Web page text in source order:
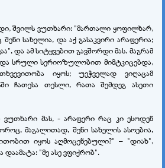
შვილს ვუთხარი: "მართალი ყოფილხარ,
სახელია, და აქ გასაკვირი არაფერია;
და ამ სიტყვებით გავშორდი მას. მაგრამ
სრული სერიოზულობით მიმტკიცებდა,
იყოს; უეჭველად ვიღაცამ
ჩათესა თესლი, რათა შემდეგ ასეთი
ვუთხარი მას, - არაფერი რაც კი ესოდენ
მაგალითად, შენი სახელის ასოებია,
იყოს აღმოცენებული?" – "დიახ",
დაამატა: "მე ასე ვფიქრობ".